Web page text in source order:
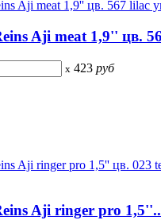
Aji meat 1,9'' цв.
x 423 руб
Aji ringer pro